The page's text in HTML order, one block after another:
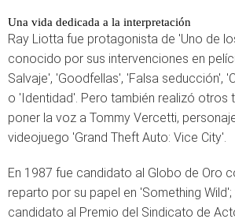
Una vida dedicada a la interpretación
Ray Liotta fue protagonista de 'Uno de
conocido por sus intervenciones en
Salvaje', 'Goodfellas', 'Falsa seducción',
o 'Identidad'. Pero también realizó otros
poner la voz a Tommy Vercetti,
videojuego 'Grand Theft Auto: Vice City'.
En 1987 fue candidato al Globo de Oro
reparto por su papel en 'Something
candidato al Premio del Sindicato de